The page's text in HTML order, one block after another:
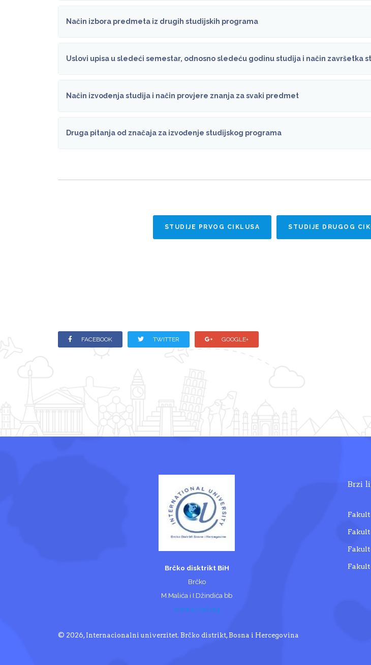
Način izbora predmeta iz drugih studijskih programa
Uslovi upisa u sledeći semestar, odnosno sledeću godinu studija i način završetka
Način izvođenja studija i način provjere znanja za svaki predmet
Druga pitanja od značaja za izvođenje studijskog programa
STUDIJE PRVOG CIKLUSA STUDIJE DRUGOG
FACEBOOK TWITTER GOOGLE+
Brčko disktrikt BiH
Brčko
M.Malića i I.Džindića bb
www.iu-bd.org
© 2026, Internacionalni univerzitet. Brčko distrikt, Bosna i Hercegovina
Brzi